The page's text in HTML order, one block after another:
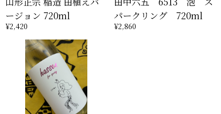
ージョン 720ml
¥2,420
パークリング 720ml
¥2,860